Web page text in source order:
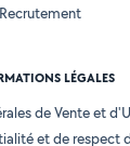
Recrutement
LÉGALES
de Vente et
et de respect